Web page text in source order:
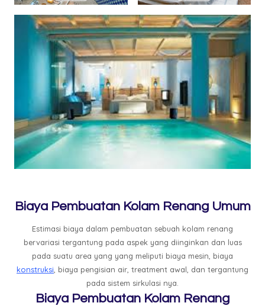
Biaya Pembuatan Kolam Renang Umum
Estimasi biaya dalam pembuatan sebuah kolam renang
bervariasi tergantung pada aspek yang diinginkan dan luas
pada suatu area yang yang meliputi biaya mesin, biaya
konstruksi , biaya pengisian air, treatment awal, dan tergantung
pada sistem sirkulasi nya.
Biaya Pembuatan Kolam Renang